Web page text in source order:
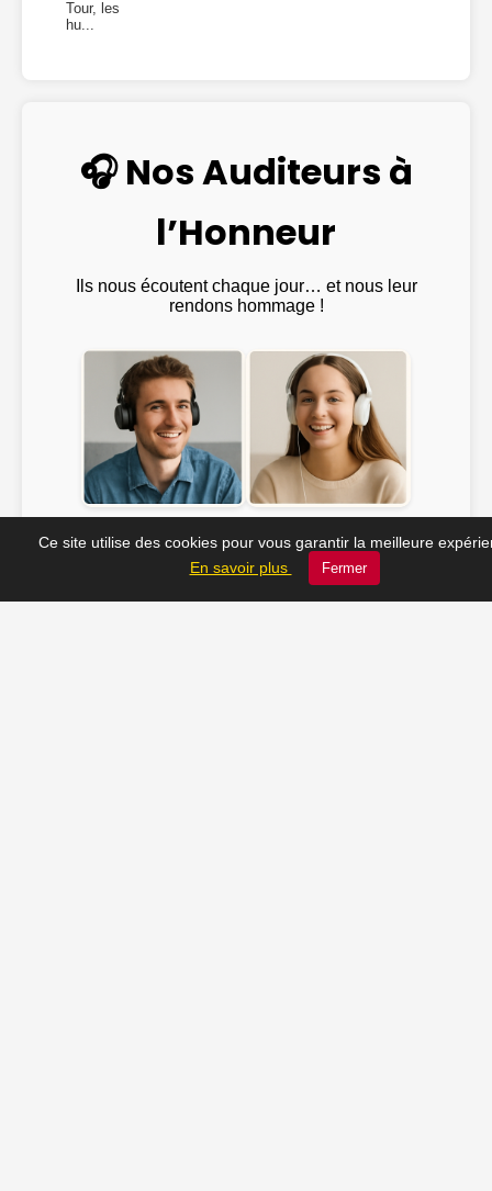
Tour, les
hu...
🎧 Nos Auditeurs à
l’Honneur
Ils nous écoutent chaque jour… et nous leur
rendons hommage !
Ce site utilise des cookies pour vous garantir la meilleure
En savoir plus
Fermer